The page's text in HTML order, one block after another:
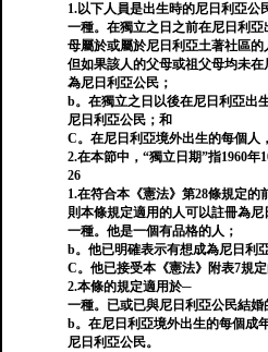
1.以下人員是出生時的尼日利亞公
一種。在獨立之日之前在尼日利
母屬於或屬於尼日利亞土著社區的
但如果該人的父母或祖父母均未
為尼日利亞公民；
b。在獨立之日以後在尼日利亞出
尼日利亞公民；和
C。在尼日利亞境外出生的每個人
2.在本節中，“獨立日期”指1960年
26
1.在符合本《憲法》第28條規定的
則本條規定適用的人可以註冊為尼
一種。他是一個有品格的人；
b。他已明確表示有想成為尼日利
C。他已接受本《憲法》附表7規定
2.本條的規定適用於─
一種。已或已與尼日利亞公民結
b。在尼日利亞境外出生的每個成
尼日利亞公民。